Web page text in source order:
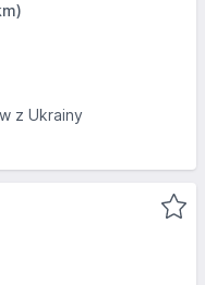
z Ukrainy